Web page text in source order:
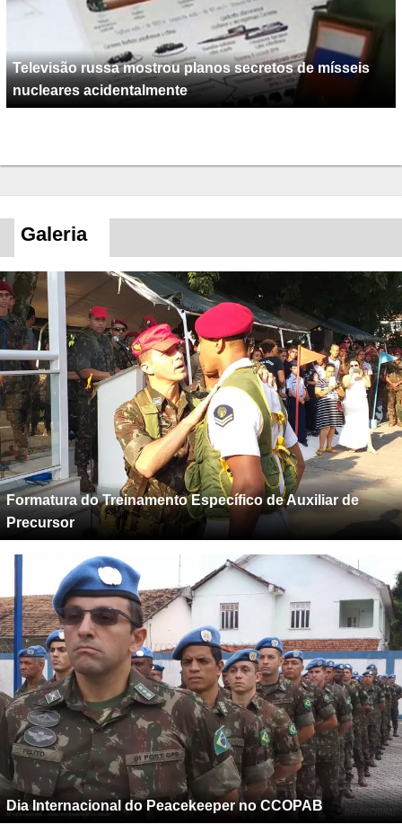
Televisão russa mostrou planos secretos de mísseis
nucleares acidentalmente
Galeria
Formatura do Treinamento Específico de Auxiliar de
Precursor
Dia Internacional do Peacekeeper no CCOPAB